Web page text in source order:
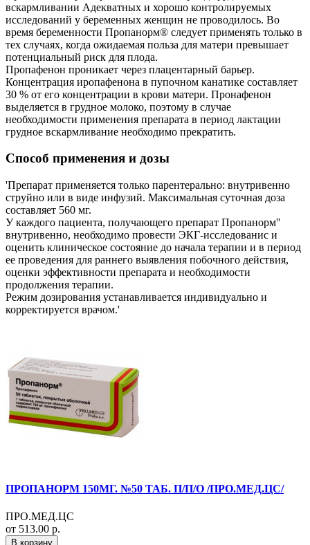
вскармливании Адекватных и хорошо контролируемых
исследований у беременных женщин не проводилось. Во
время беременности Пропанорм® следует применять только в
тех случаях, когда ожидаемая польза для матери превышает
потенциальный риск для плода.
Пропафенон проникает через плацентарный барьер.
Концентрация иропафенона в пупочном канатике составляет
30 % от его концентрации в крови матери. Пронафенон
выделяется в грудное молоко, поэтому в случае
необходимости применения препарата в период лактации
грудное вскармливание необходимо прекратить.
Способ применения и дозы
'Препарат применяется только парентерально: внутривенно
струйно или в виде инфузий. Максимальная суточная доза
составляет 560 мг.
У каждого пациента, получающего препарат Пропанорм''
внутривенно, необходимо провести ЭКГ-исследованис и
оценить клиническое состояние до начала терапии и в период
ее проведения для раннего выявления побочного действия,
оценки эффективности препарата и необходимости
продолжения терапии.
Режим дозирования устанавливается индивидуально и
корректируется врачом.'
ПРОПАНОРМ 150МГ. №50 ТАБ. П/П/О /ПРО.МЕД.ЦС/
ПРО.МЕД.ЦС
от 513.00 р.
В корзину